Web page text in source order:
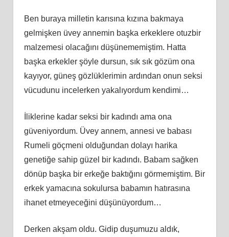
Ben buraya milletin karısına kızına bakmaya
gelmişken üvey annemin başka erkeklere otuzbir
malzemesi olacağını düşünememiştim. Hatta
başka erkekler şöyle dursun, sık sık gözüm ona
kayıyor, güneş gözlüklerimin ardından onun seksi
vücudunu incelerken yakalıyordum kendimi…
İliklerine kadar seksi bir kadındı ama ona
güveniyordum. Üvey annem, annesi ve babası
Rumeli göçmeni olduğundan dolayı harika
genetiğe sahip güzel bir kadındı. Babam sağken
dönüp başka bir erkeğe baktığını görmemiştim. Bir
erkek yamacına sokulursa babamın hatırasına
ihanet etmeyeceğini düşünüyordum…
Derken akşam oldu. Gidip duşumuzu aldık,